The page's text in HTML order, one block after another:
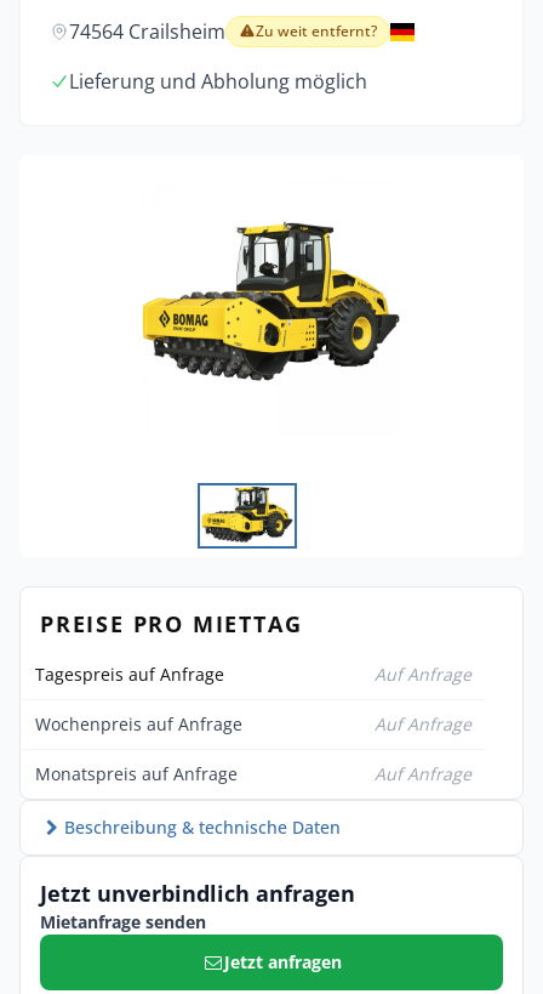
74564 Crailsheim Zu weit entfernt?
Lieferung und Abholung möglich
PREISE PRO MIETTAG
Tagespreis auf Anfrage Auf Anfrage
Wochenpreis auf Anfrage Auf Anfrage
Monatspreis auf Anfrage Auf Anfrage
Beschreibung & technische Daten
Jetzt unverbindlich anfragen
Mietanfrage senden
Jetzt anfragen